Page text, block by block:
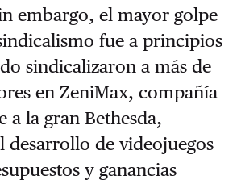
embargo, el mayor golpe
fue a principios
sindicalizaron a más de
en ZeniMax, compañía
a la gran Bethesda,
desarrollo de videojuegos
y ganancias